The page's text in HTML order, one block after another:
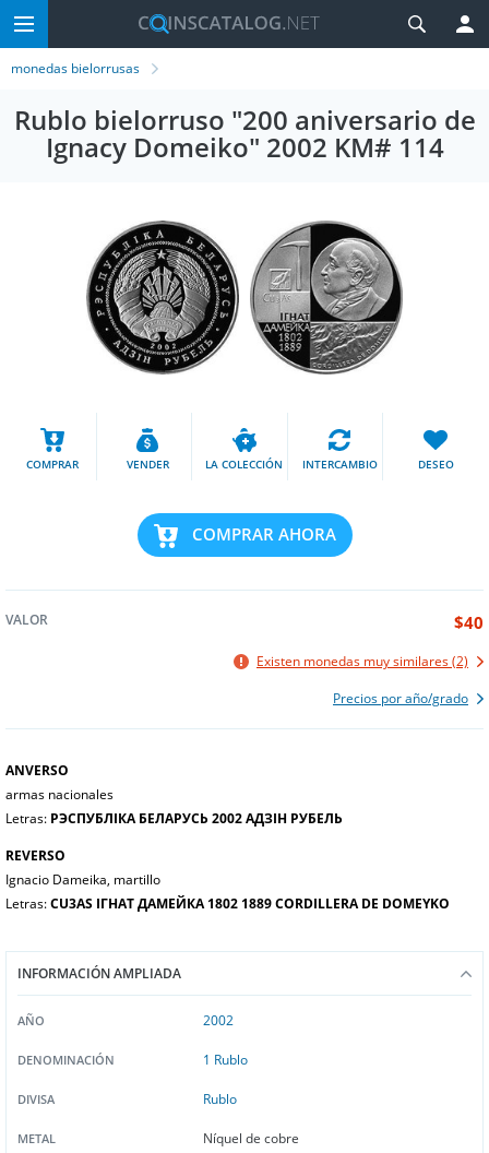
monedas bielorrusas
Rublo bielorruso "200 aniversario de
Ignacy Domeiko" 2002 KM# 114
COMPRAR VENDER LA COLECCIÓN INTERCAMBIO DESEO
COMPRAR AHORA
VALOR $40
Existen monedas muy similares (2)
Precios por año/grado
ANVERSO
armas nacionales
Letras: РЭСПУБЛІКА БЕЛАРУСЬ 2002 АДЗІН РУБЕЛЬ
REVERSO
Ignacio Dameika, martillo
Letras:CU3AS ІГНАТ ДАМЕЙКА 1802 1889 CORDILLERA DE DOMEYKO
INFORMACIÓN AMPLIADA
AÑO 2002
DENOMINACIÓN 1 Rublo
DIVISA Rublo
METAL Níquel de cobre